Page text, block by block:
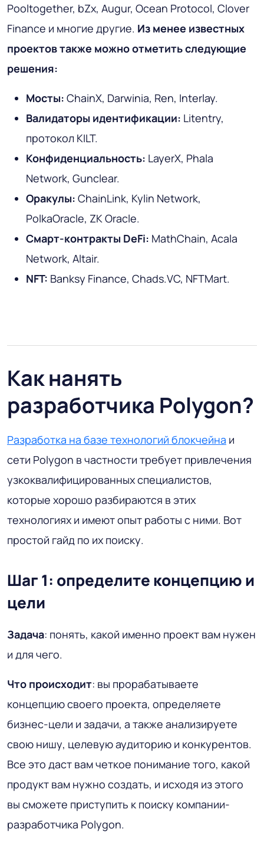
Pooltogether, bZx, Augur, Ocean Protocol, Clover
Finance и многие другие. Из менее известных
проектов также можно отметить следующие
решения:
Мосты: ChainX, Darwinia, Ren, Interlay.
Валидаторы идентификации: Litentry,
протокол KILT.
Конфиденциальность: LayerX, Phala
Network, Gunclear.
Оракулы: ChainLink, Kylin Network,
PolkaOracle, ZK Oracle.
Смарт-контракты DeFi: MathChain, Acala
Network, Altair.
NFT: Banksy Finance, Chads.VC, NFTMart.
Как нанять
разработчика Polygon?
Разработка на базе технологий блокчейна и
сети Polygon в частности требует привлечения
узкоквалифицированных специалистов,
которые хорошо разбираются в этих
технологиях и имеют опыт работы с ними. Вот
простой гайд по их поиску.
Шаг 1: определите концепцию и
цели
Задача: понять, какой именно проект вам нужен
и для чего.
Что происходит: вы прорабатываете
концепцию своего проекта, определяете
бизнес-цели и задачи, а также анализируете
свою нишу, целевую аудиторию и конкурентов.
Все это даст вам четкое понимание того, какой
продукт вам нужно создать, и исходя из этого
вы сможете приступить к поиску компании-
разработчика Polygon.